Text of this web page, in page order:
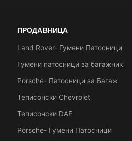
ПРОДАВНИЦА
Land Rover- Гумени Патосници
Гумени патосници за багажник
Porsche- Патосници за Багаж
Теписонски Chevrolet
Теписонски DAF
Porsche- Гумени Патосници